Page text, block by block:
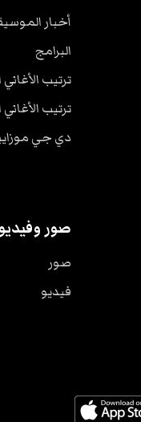
أخبار
البرامج
ترتيب
ترتيب الأغاني
دي جي
صور وفيديو
صور
فيديو